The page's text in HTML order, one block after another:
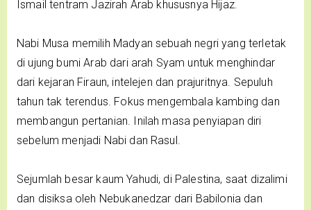
Ismail tentram Jazirah Arab khususnya Hijaz.
Nabi Musa memilih Madyan sebuah negri yang terletak
di ujung bumi Arab dari arah Syam untuk menghindar
dari kejaran Firaun, intelejen dan prajuritnya. Sepuluh
tahun tak terendus. Fokus mengembala kambing dan
membangun pertanian. Inilah masa penyiapan diri
sebelum menjadi Nabi dan Rasul.
Sejumlah besar kaum Yahudi, di Palestina, saat dizalimi
dan disiksa oleh Nebukanedzar dari Babilonia dan